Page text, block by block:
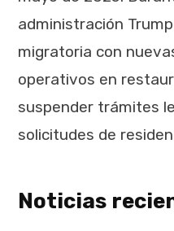
administración
migratoria con
operativos en
suspender trámites
solicitudes de
Noticias